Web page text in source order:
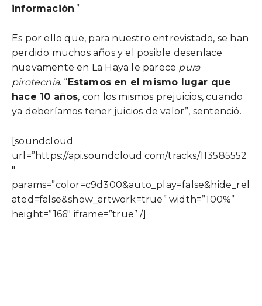
información.”
Es por ello que, para nuestro entrevistado, se han
perdido muchos años y el posible desenlace
nuevamente en La Haya le parece pura
pirotecnia. “Estamos en el mismo lugar que
hace 10 años, con los mismos prejuicios, cuando
ya deberíamos tener juicios de valor”, sentenció.
[soundcloud
url=”https://api.soundcloud.com/tracks/113585552
″
params=”color=c9d300&auto_play=false&hide_rel
ated=false&show_artwork=true” width=”100%”
height=”166″ iframe=”true” /]